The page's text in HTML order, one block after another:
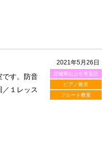
2021年5月26日
宮城県仙台市青葉区
ピアノ教室
フルート教室
です。防音
１レッス